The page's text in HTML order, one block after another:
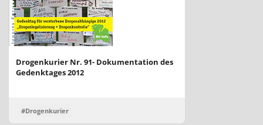
Drogenkurier Nr. 91- Dokumentation des
Gedenktages 2012
#Drogenkurier